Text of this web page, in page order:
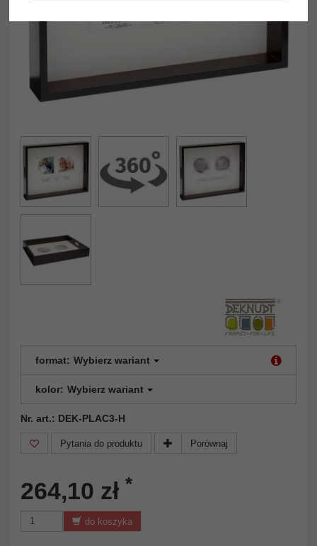
format: Wybierz wariant
kolor: Wybierz wariant
Nr. art.: DEK-PLAC3-H
Pytania do produktu Porównaj
264,10 zł *
do koszyka